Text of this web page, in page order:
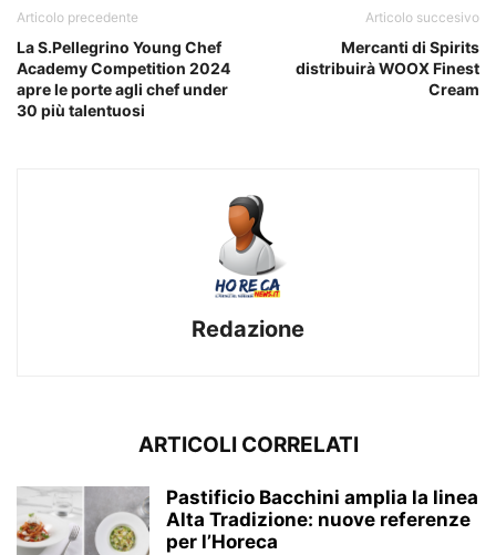
Articolo precedente
La S.Pellegrino Young Chef
Academy Competition 2024
apre le porte agli chef under
30 più talentuosi
Articolo succesivo
Mercanti di Spirits
distribuirà WOOX Finest
Cream
Redazione
ARTICOLI CORRELATI
Pastificio Bacchini amplia la linea
Alta Tradizione: nuove referenze
per l’Horeca